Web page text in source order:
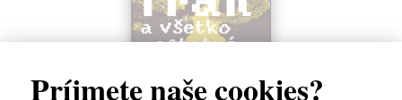
Príjmete naše cookies?